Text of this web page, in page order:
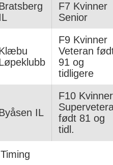
F7 Kvinner
Senior
F9 Kvinner
Veteran
91 og
tidligere
IL
F10 Kvinner
født 81 og
tidl.